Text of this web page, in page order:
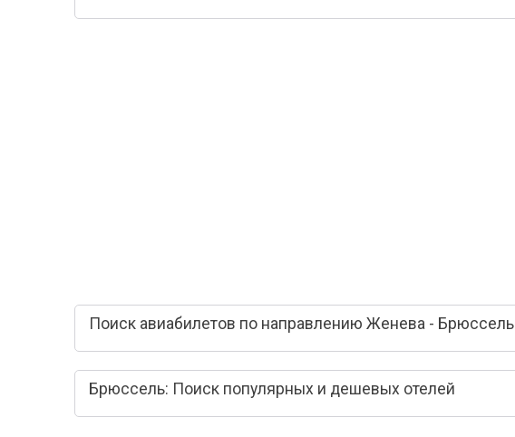
Поиск авиабилетов по направлению Женева - Брюссель
Брюссель: Поиск популярных и дешевых отелей